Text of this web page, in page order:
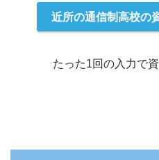
近所の通信制高校の
たった1回の入力で